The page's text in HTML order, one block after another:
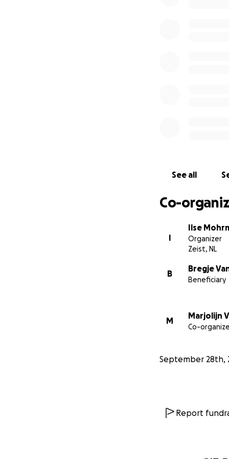
Ken je
Uiteraard zijn
één van ons,
rekening kunnen
Met warme
Marjolijn van de
See all
Co-
I
Ilse
Organizer
Zeist, NL
B
Bregje
Beneficiary
M
Marjolijn
Co-
September 28th,
Report